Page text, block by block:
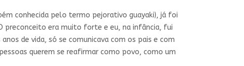
conhecida pelo termo pejorativo guayaki), já foi
preconceito era muito forte e eu, na infância, fui
de vida, só se comunicava com os pais e com
querem se reafirmar como povo, como um